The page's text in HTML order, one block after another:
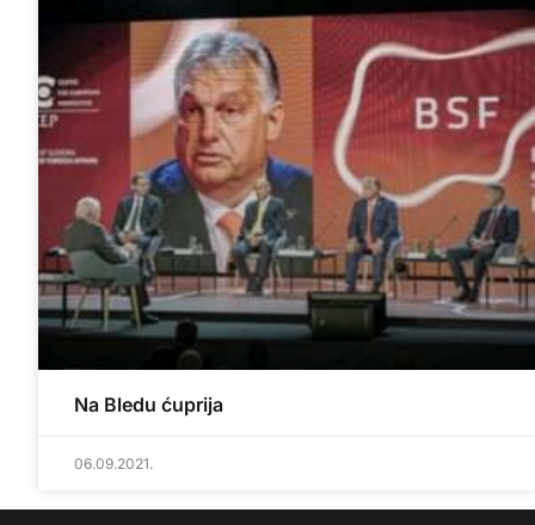
Na Bledu ćuprija
06.09.2021.